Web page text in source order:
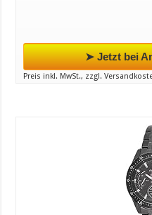
➤ Jetzt bei
Preis inkl. MwSt., zzgl.